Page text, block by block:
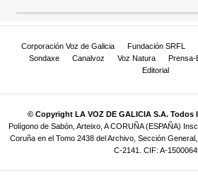
Corporación Voz de Galicia Fundación SRFL
Sondaxe
Canalvoz Voz Natura Prensa-
Editorial
© Copyright LA VOZ DE GALICIA S.A. Todos
Polígono de Sabón, Arteixo, A CORUÑA (ESPAÑA)
Coruña en el Tomo 2438 del Archivo, Sección
C-2141. CIF: A-